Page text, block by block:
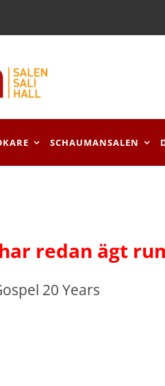
SCHAUMANSALEN
redan ägt
20 Years